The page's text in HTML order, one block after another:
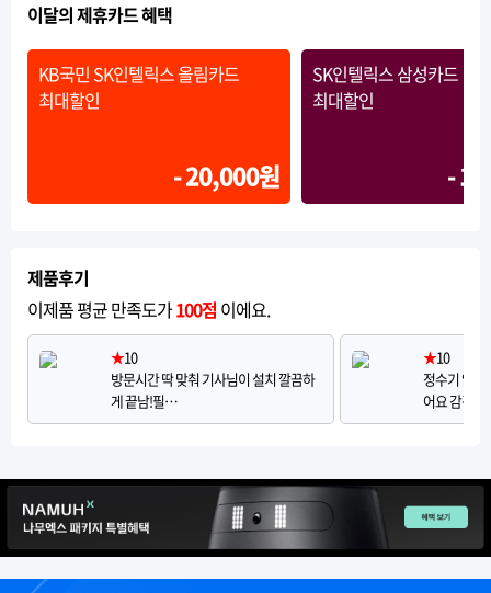
이달의 제휴카드 혜택
KB국민 SK인텔릭스 올림카드
최대할인
- 20,000원
SK인텔릭스 삼성카드
최대할인
-
제품후기
이제품 평균 만족도가100점 이에요.
★10
방문시간 딱 맞춰 기사님이 설치 깔끔하
게 끝남!필…
★10
정수기 없이
어요 감격.…